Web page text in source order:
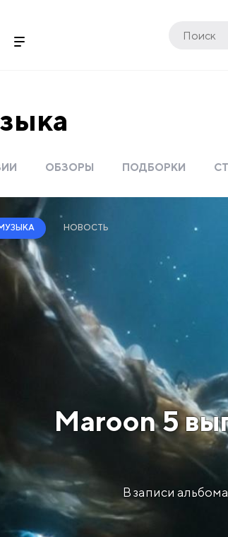
ОБЗОРЫ ПОДБОРКИ
Maroon 5
В записи
НОВОСТЬ